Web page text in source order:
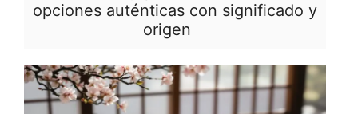
opciones auténticas con significado y
origen